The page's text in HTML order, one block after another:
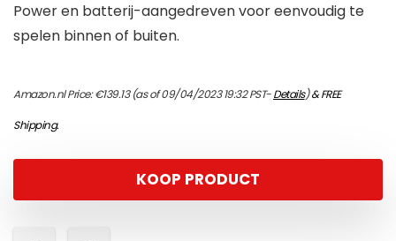
Power en batterij-aangedreven voor eenvoudig te
spelen binnen of buiten.
Amazon.nl Price:€139.13(as of 09/04/2023 19:32 PST-Details)&FREE
Shipping.
KOOP PRODUCT